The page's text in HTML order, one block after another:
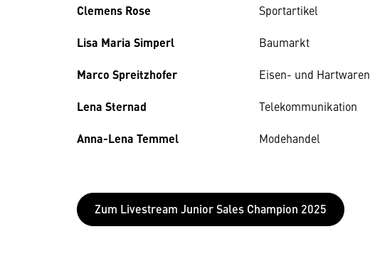
Clemens Rose Sportartikel
Lisa Maria Simperl Baumarkt
Marco Spreitzhofer Eisen- und Hartwaren
Lena Sternad Telekommunikation
Anna-Lena Temmel Modehandel
Zum Livestream Junior Sales Champion 2025